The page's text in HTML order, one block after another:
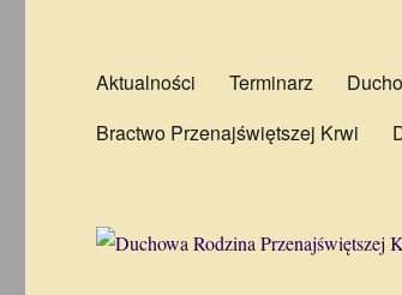
Aktualności Terminarz
Bractwo Przenajświętszej Krwi